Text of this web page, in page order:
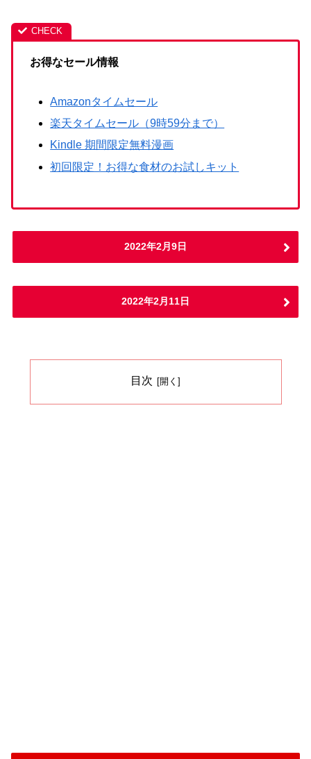
お得なセール情報
Amazonタイムセール
楽天タイムセール（9時59分まで）
Kindle 期間限定無料漫画
初回限定！お得な食材のお試しキット
2022年2月9日
2022年2月11日
目次